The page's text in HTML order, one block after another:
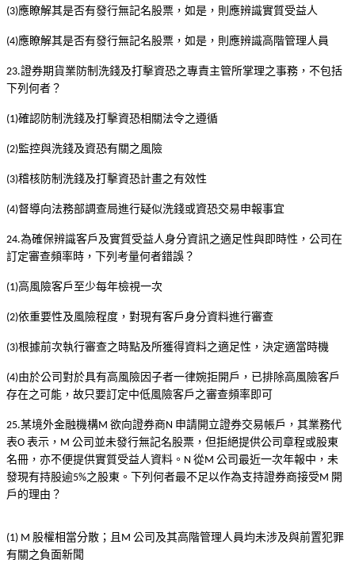
(3)應瞭解其是否有發行無記名股票，如是，則應辨識實質受益人
(4)應瞭解其是否有發行無記名股票，如是，則應辨識高階管理人員
23.證券期貨業防制洗錢及打擊資恐之專責主管所掌理之事務，不包括
下列何者？
(1)確認防制洗錢及打擊資恐相關法令之遵循
(2)監控與洗錢及資恐有關之風險
(3)稽核防制洗錢及打擊資恐計畫之有效性
(4)督導向法務部調查局進行疑似洗錢或資恐交易申報事宜
24.為確保辨識客戶及實質受益人身分資訊之適足性與即時性，公司在
訂定審查頻率時，下列考量何者錯誤？
(1)高風險客戶至少每年檢視一次
(2)依重要性及風險程度，對現有客戶身分資料進行審查
(3)根據前次執行審查之時點及所獲得資料之適足性，決定適當時機
(4)由於公司對於具有高風險因子者一律婉拒開戶，已排除高風險客戶
存在之可能，故只要訂定中低風險客戶之審查頻率即可
25.某境外金融機構M 欲向證券商N 申請開立證券交易帳戶，其業務代
表O 表示， M 公司並未發行無記名股票，但拒絕提供公司章程或股東
名冊，亦不便提供實質受益人資料。 N 從M 公司最近一次年報中，未
發現有持股逾5%之股東。下列何者最不足以作為支持證券商接受 M 開
戶的理由？
(1) M 股權相當分散；且 M 公司及其高階管理人員均未涉及與前置犯罪
有關之負面新聞